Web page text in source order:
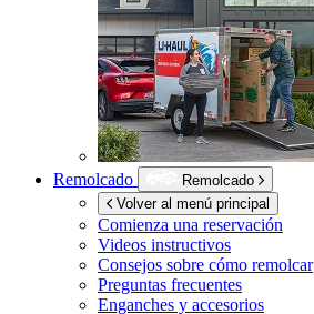
Remolcado
Remolcado
Volver al menú principal
Comienza una reservación
Videos instructivos
Consejos sobre cómo remolcar
Preguntas frecuentes
Enganches y accesorios